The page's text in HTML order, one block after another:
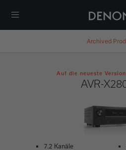
Archived
Auf die neueste
AVR-
7.2 Kanäle